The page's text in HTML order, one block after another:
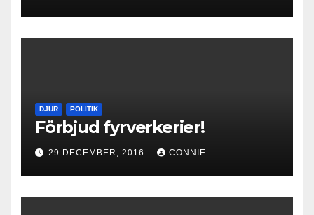
DJUR POLITIK
Förbjud fyrverkerier!
29 DECEMBER, 2016 CONNIE